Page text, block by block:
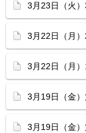
3月23日（火
3月22日（月
3月22日（月
3月19日（金
3月19日（金